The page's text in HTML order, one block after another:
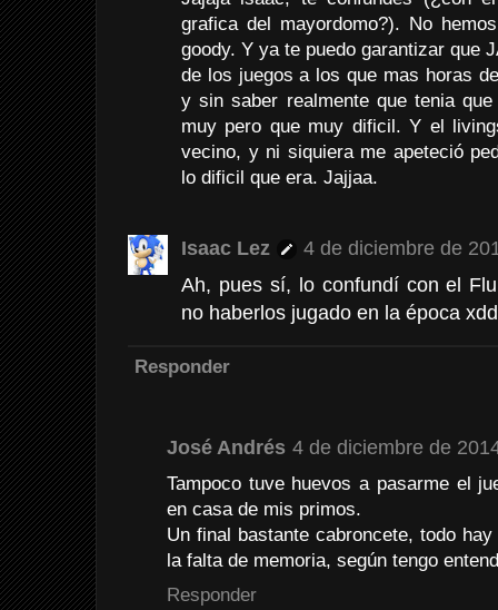
grafica del mayordomo?). No
goody. Y ya te puedo garantizar que
de los juegos a los que mas horas
y sin saber realmente que tenia
muy pero que muy dificil. Y el
vecino, y ni siquiera me apeteció
lo dificil que era. Jajjaa.
Isaac Lez
4 de diciembre de
Ah, pues sí, lo confundí con el
no haberlos jugado en la época
Responder
José Andrés 4 de diciembre de
Tampoco tuve huevos a pasarme el
en casa de mis primos.
Un final bastante cabroncete, todo
la falta de memoria, según tengo
Responder